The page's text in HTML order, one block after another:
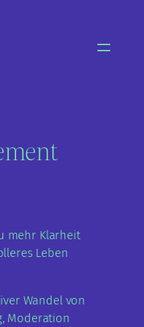
mehr Klarheit
Leben
Wandel von
Moderation